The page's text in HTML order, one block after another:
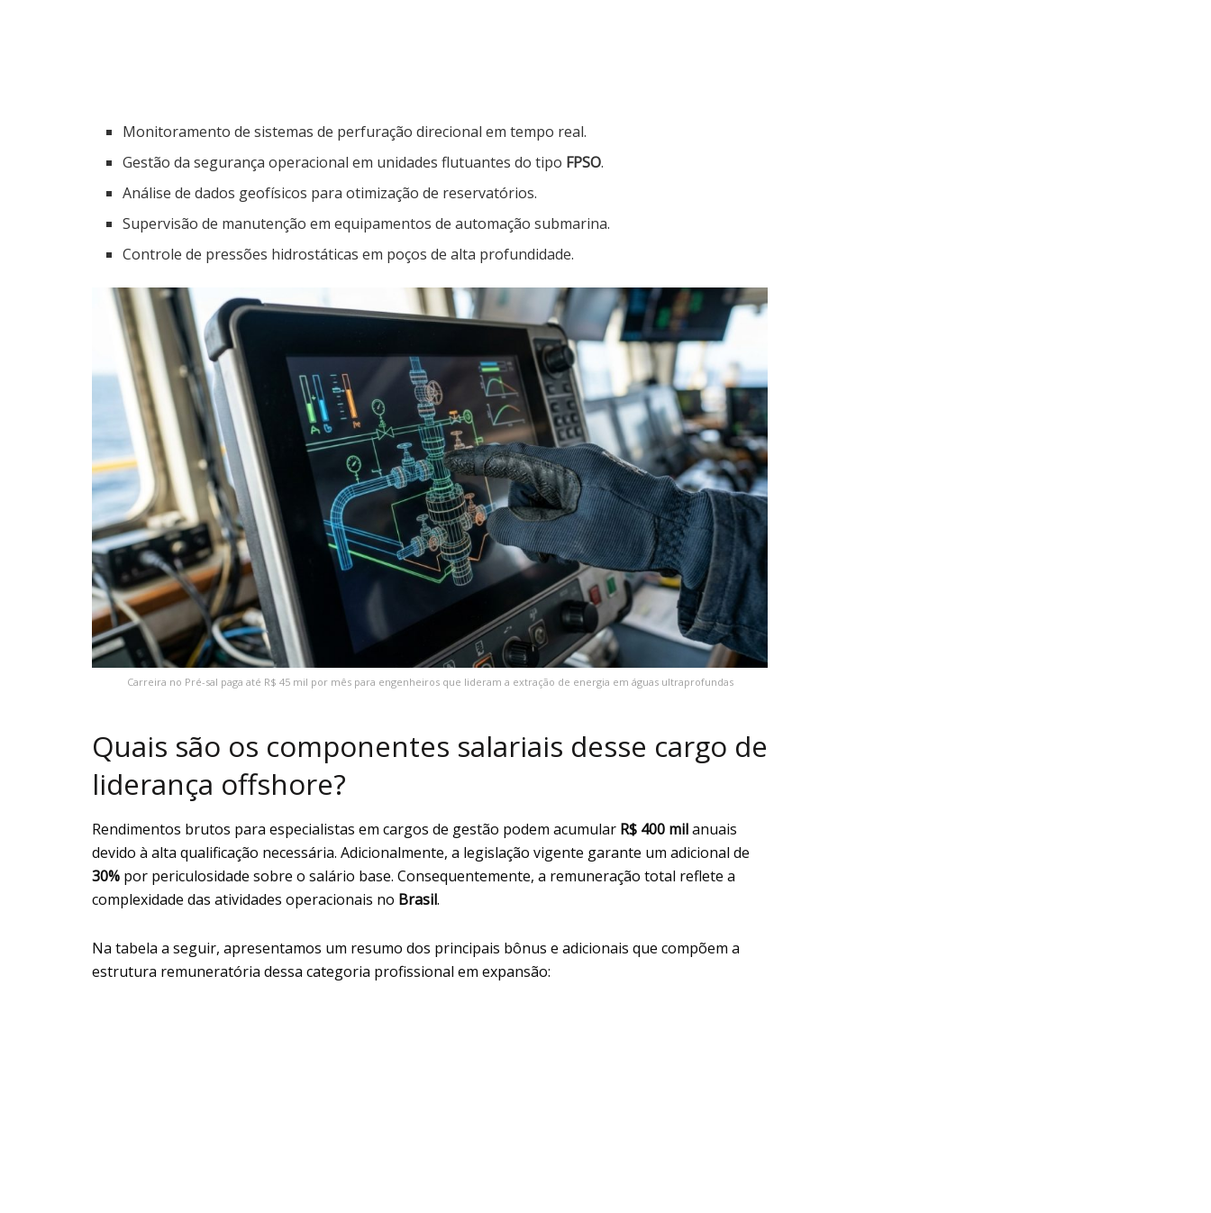
Monitoramento de sistemas de perfuração direcional em tempo real.
Gestão da segurança operacional em unidades flutuantes do tipo FPSO.
Análise de dados geofísicos para otimização de reservatórios.
Supervisão de manutenção em equipamentos de automação submarina.
Controle de pressões hidrostáticas em poços de alta profundidade.
Carreira no Pré-sal paga até R$ 45 mil por mês para engenheiros que lideram a extração de energia em águas ultraprofundas
Quais são os componentes salariais desse cargo de
liderança offshore?
Rendimentos brutos para especialistas em cargos de gestão podem acumular R$ 400 milanuais
devido à alta qualificação necessária. Adicionalmente, a legislação vigente garante um adicional de
30% por periculosidade sobre o salário base. Consequentemente, a remuneração total reflete a
complexidade das atividades operacionais no Brasil.
Na tabela a seguir, apresentamos um resumo dos principais bônus e adicionais que compõem a
estrutura remuneratória dessa categoria profissional em expansão: